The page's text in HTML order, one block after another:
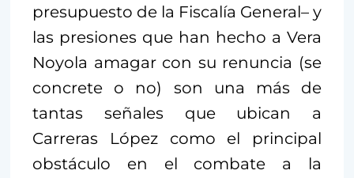
presupuesto de la Fiscalía General– y
las presiones que han hecho a Vera
Noyola amagar con su renuncia (se
concrete o no) son una más de
tantas señales que ubican a
Carreras López como el principal
obstáculo en el combate a la